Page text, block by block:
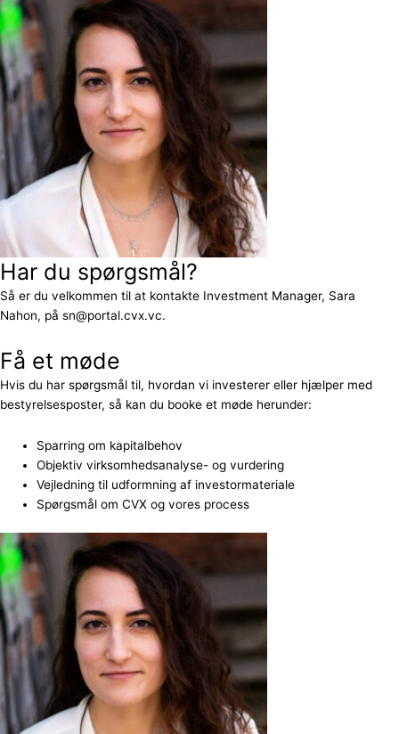
Har du spørgsmål?
Så er du velkommen til at kontakte Investment Manager, Sara
Nahon, på sn@portal.cvx.vc.
Få et møde
Hvis du har spørgsmål til, hvordan vi investerer eller hjælper med
bestyrelsesposter, så kan du booke et møde herunder:
Sparring om kapitalbehov
Objektiv virksomhedsanalyse- og vurdering
Vejledning til udformning af investormateriale
Spørgsmål om CVX og vores process